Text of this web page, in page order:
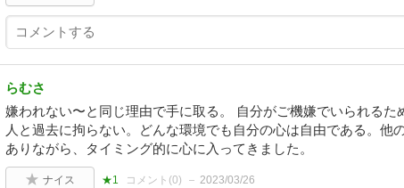
らむさ
嫌われない〜と同じ理由で手に取る。 自分がご機嫌でいられるた
人と過去に拘らない。どんな環境でも自分の心は自由である。他
ありながら、タイミング的に心に入ってきました。
ナイス ★1 コメント(0) 2023/03/26